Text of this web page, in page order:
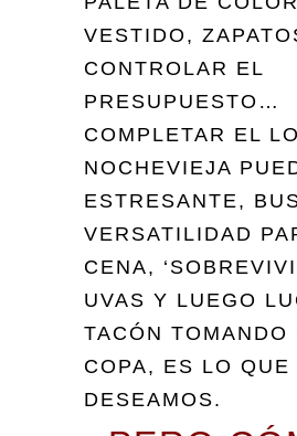
VESTIDO,
CONTROLAR EL
PRESUPUESTO…
COMPLETAR EL
NOCHEVIEJA
ESTRESANTE,
VERSATILIDAD
CENA,
UVAS Y LUEGO
TACÓN TOMANDO
COPA, ES LO QUE
DESEAMOS.